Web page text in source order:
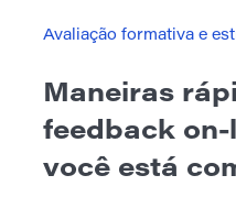
calendário, o feedback
Avaliação formativa e
Maneiras
feedback
você está